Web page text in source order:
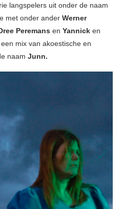
langspelers uit onder de naam
met onder ander Werner
Peremans en Yannick en
mix van akoestische en
naam Junn.